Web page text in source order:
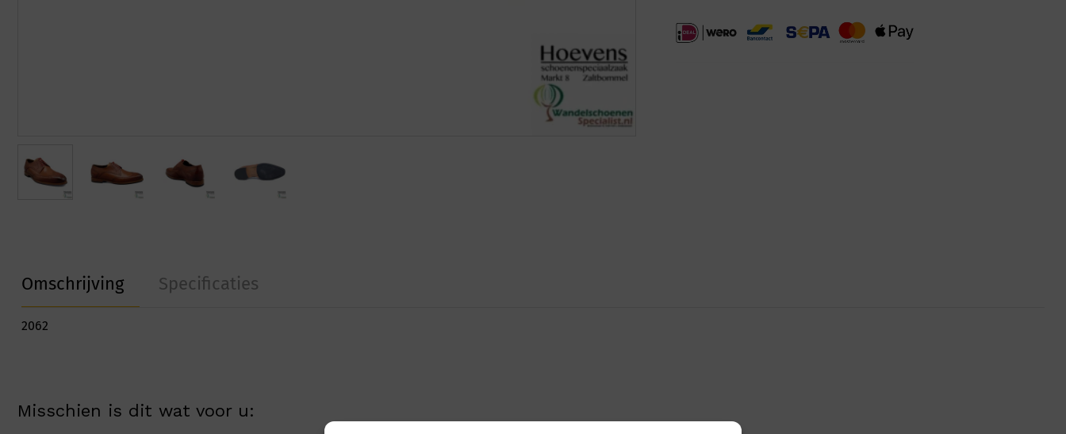
Omschrijving Specificaties
2062
Misschien is dit wat voor u: